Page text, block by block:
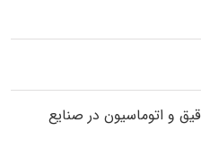
و اتوماسیون در صنایع